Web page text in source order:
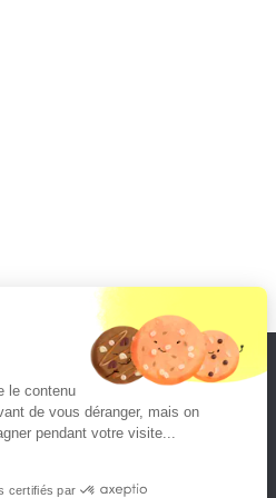
le contenu
de vous déranger, mais on
pendant votre visite...
certifiés par